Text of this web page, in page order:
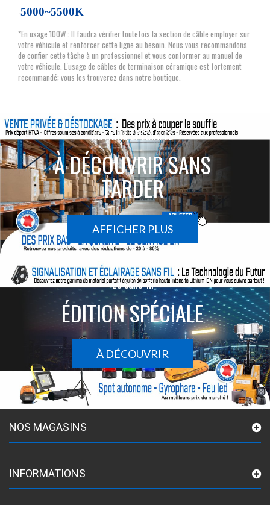
-5000~5500K
*En usage 100W : Il faudra vérifier toutefois la section de câble employer sur
votre véhicule et renforcer cette ligne au besoin. Nous vous recommandons
de confier cette tâche à un professionnel et vous conformer au manuel de
votre véhicule. L'usage de câbles de terminaison céramique est fortement
recommandé; vous les trouverez dans notre boutique.
ACTIONS SPÉCIALES
À DÉCOUVRIR SANS
TARDER
AFFICHER PLUS
Le sans-fil
ÉDITION SPÉCIALE
À DÉCOUVRIR
NOS MAGASINS
INFORMATIONS